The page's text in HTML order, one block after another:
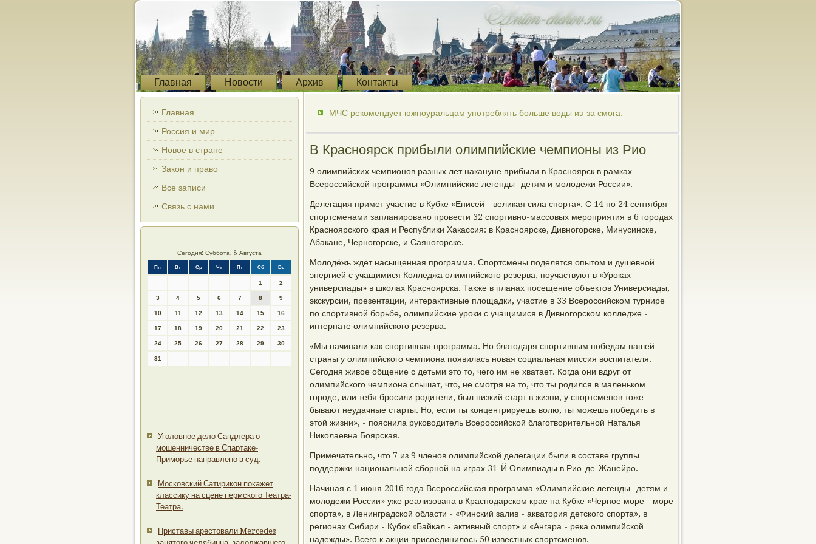
Главная Новости Архив Контакты
Главная
Россия и мир
Новое в стране
Закон и право
Все записи
Связь с нами
Сегодня: Суббота, 8 Августа
Пн Вт Ср Чт Пт Сб Вс
1 2
3 4 5 6 7 8 9
10 11 12 13 14 15 16
17 18 19 20 21 22 23
24 25 26 27 28 29 30
31
Уголовное дело Сандлера о
мошенничестве в Спартаке-
Приморье направлено в суд.
Московский Сатирикон покажет
классику на сцене пермского Театра-
Театра.
Приставы арестовали Mercedes
МЧС рекомендует южноуральцам употреблять больше воды из-за смога.
В Красноярск прибыли олимпийские чемпионы из Рио
9 олимпийских чемпионов разных лет накануне прибыли в Красноярск в рамках
Всероссийской программы «Олимпийские легенды -детям и молодежи России».
Делегация примет участие в Кубке «Енисей - великая сила спорта». С 14 по 24 сентября
спортсменами запланировано провести 32 спортивно-массовых мероприятия в 6 городах
Красноярского края и Республики Хакассия: в Красноярске, Дивногорске, Минусинске,
Абакане, Черногорске, и Саяногорске.
Молодёжь ждёт насыщенная программа. Спортсмены поделятся опытом и душевной
энергией с учащимися Колледжа олимпийского резерва, поучаствуют в «Уроках
универсиады» в школах Красноярска. Также в планах посещение объектов Универсиады,
экскурсии, презентации, интерактивные площадки, участие в 33 Всероссийском турнире
по спортивной борьбе, олимпийские уроки с учащимися в Дивногорском колледже -
интернате олимпийского резерва.
«Мы начинали как спортивная программа. Но благодаря спортивным победам нашей
страны у олимпийского чемпиона появилась новая социальная миссия воспитателя.
Сегодня живое общение с детьми это то, чего им не хватает. Когда они вдруг от
олимпийского чемпиона слышат, что, не смотря на то, что ты родился в маленьком
городе, или тебя бросили родители, был низкий старт в жизни, у спортсменов тоже
бывают неудачные старты. Но, если ты концентрируешь волю, ты можешь победить в
этой жизни», - пояснила руководитель Всероссийской благотворительной Наталья
Николаевна Боярская.
Примечательно, что 7 из 9 членов олимпийской делегации были в составе группы
поддержки национальной сборной на играх 31-Й Олимпиады в Рио-де-Жанейро.
Начиная с 1 июня 2016 года Всероссийская программа «Олимпийские легенды -детям и
молодежи России» уже реализована в Краснодарском крае на Кубке «Черное море - море
спорта», в Ленинградской области - «Финский залив - акватория детского спорта», в
регионах Сибири - Кубок «Байкал - активный спорт» и «Ангара - река олимпийской
надежды». Всего к акции присоединилось 50 известных спортсменов.